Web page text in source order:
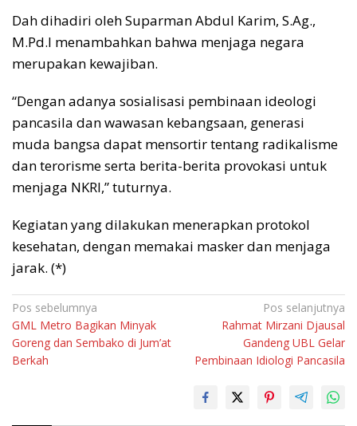
Dah dihadiri oleh Suparman Abdul Karim, S.Ag.,
M.Pd.I menambahkan bahwa menjaga negara
merupakan kewajiban.
“Dengan adanya sosialisasi pembinaan ideologi
pancasila dan wawasan kebangsaan, generasi
muda bangsa dapat mensortir tentang radikalisme
dan terorisme serta berita-berita provokasi untuk
menjaga NKRI,” tuturnya.
Kegiatan yang dilakukan menerapkan protokol
kesehatan, dengan memakai masker dan menjaga
jarak. (*)
Navigasi
pos
Pos sebelumnya
GML Metro Bagikan Minyak
Goreng dan Sembako di Jum’at
Berkah
Pos selanjutnya
Rahmat Mirzani Djausal
Gandeng UBL Gelar
Pembinaan Idiologi Pancasila